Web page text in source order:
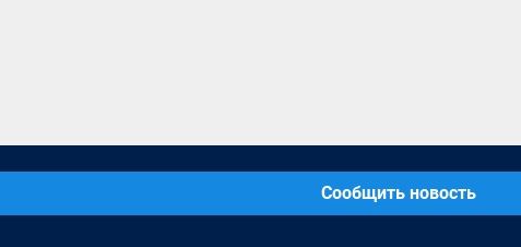
Сообщить новость